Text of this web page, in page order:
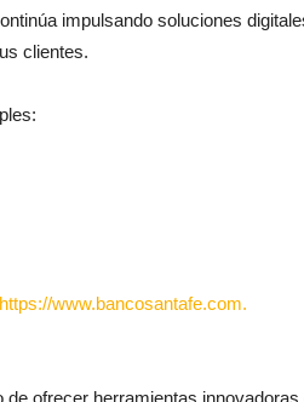
impulsando soluciones
clientes.
https://www.bancosantafe.com.
ofrecer herramientas innovadoras